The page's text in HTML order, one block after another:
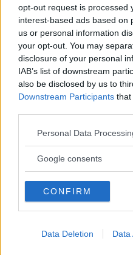
opt-out request is processed
interest-based ads based on
us or personal information
your opt-out. You may
disclosure of your personal
IAB’s list of downstream
also be disclosed by us to
Downstream Participants that
Please note that this
not limited to your visit or
use your data for below
consent section.
Personal Data
Google consents
CONFIRM
Data Deletion Data
Matcherna duggar
stark nykomling
INNEBANDY 02 februari 2024
Nässjöspelaren
”Måste vara
INNEBANDY 20 januari 2016